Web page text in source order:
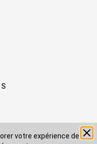
votre expérience de